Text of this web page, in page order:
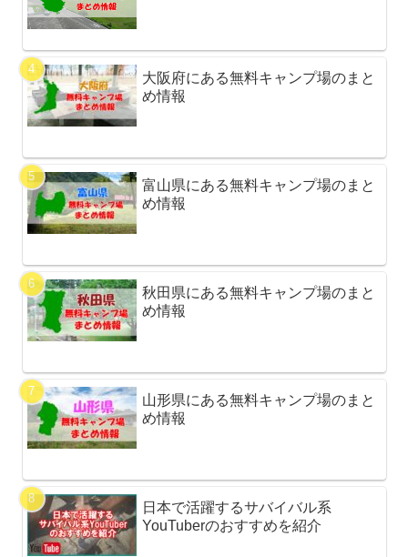
大阪府にある無料キャンプ場のまと
め情報
富山県にある無料キャンプ場のまと
め情報
秋田県にある無料キャンプ場のまと
め情報
山形県にある無料キャンプ場のまと
め情報
日本で活躍するサバイバル系
YouTuberのおすすめを紹介